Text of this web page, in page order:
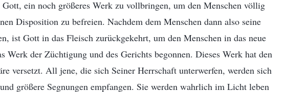
Gott, ein noch größeres Werk zu vollbringen, um den Menschen völlig
Disposition zu befreien. Nachdem dem Menschen dann also seine
ist Gott in das Fleisch zurückgekehrt, um den Menschen in das neue
Werk der Züchtigung und des Gerichts begonnen. Dieses Werk hat den
versetzt. All jene, die sich Seiner Herrschaft unterwerfen, werden sich
größere Segnungen empfangen. Sie werden wahrlich im Licht leben